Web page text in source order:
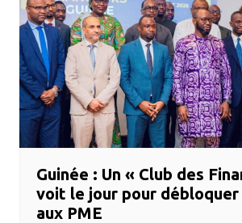
Guinée : Un « Club des
voit le jour pour
aux PME